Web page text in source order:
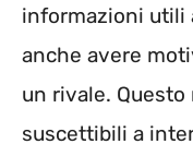
informazioni utili
anche avere
un rivale.
suscettibili a